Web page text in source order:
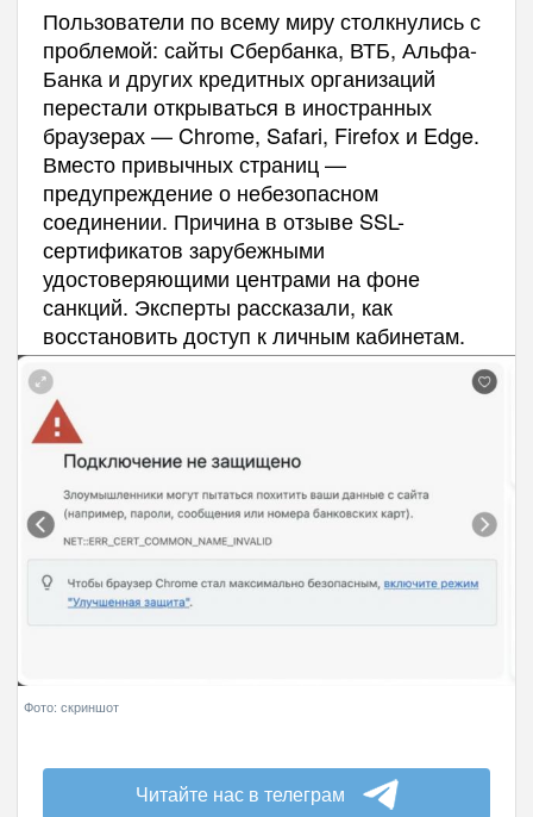
Пользователи по всему миру столкнулись с
проблемой: сайты Сбербанка, ВТБ, Альфа-
Банка и других кредитных организаций
перестали открываться в иностранных
браузерах — Chrome, Safari, Firefox и Edge.
Вместо привычных страниц —
предупреждение о небезопасном
соединении. Причина в отзыве SSL-
сертификатов зарубежными
удостоверяющими центрами на фоне
санкций. Эксперты рассказали, как
восстановить доступ к личным кабинетам.
Фото: скриншот
Читайте нас в телеграм